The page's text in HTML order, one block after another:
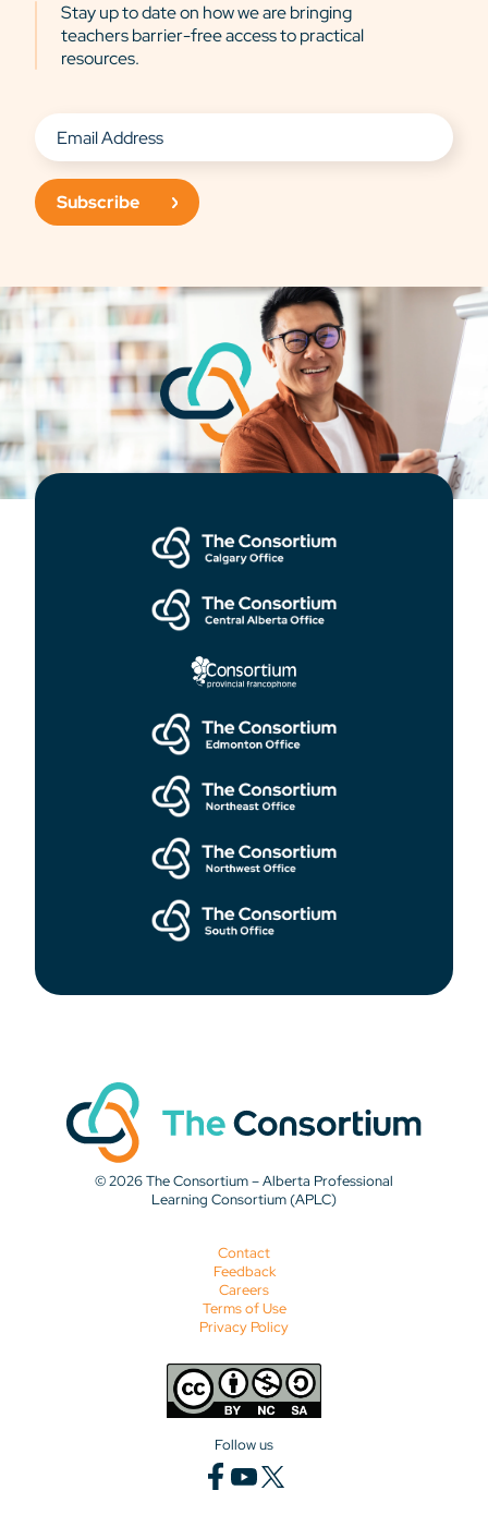
Stay up to date on how we are bringing
teachers barrier-free access to practical
resources.
Subscribe
© 2026 The Consortium – Alberta Professional
Learning Consortium (APLC)
Contact
Feedback
Careers
Terms of Use
Privacy Policy
Follow us